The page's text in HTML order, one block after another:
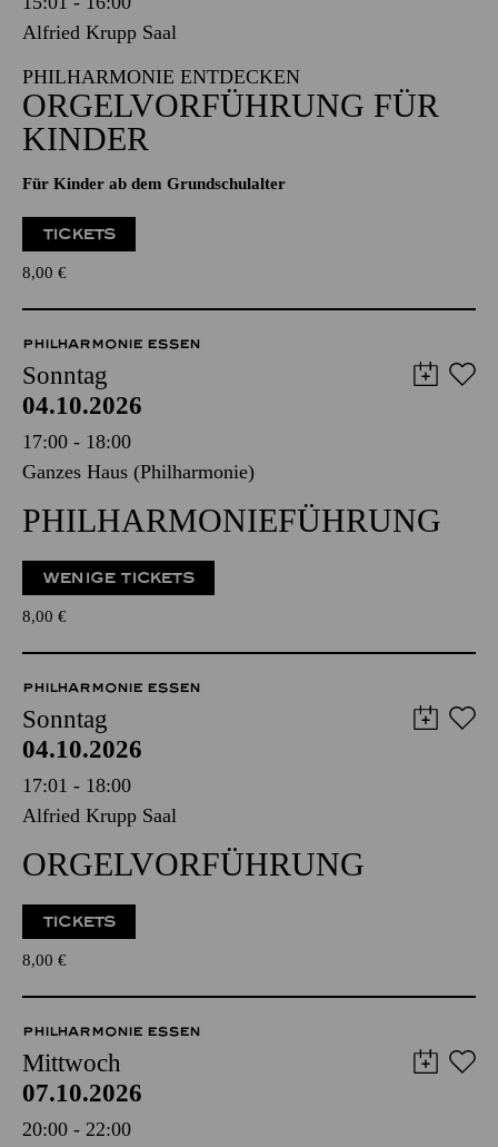
Alfried Krupp Saal
PHILHARMONIE ENTDECKEN
ORGEL­VORFÜHRUNG FÜR
KINDER
Für Kinder ab dem Grundschulalter
TICKETS
8,00 €
PHILHARMONIE ESSEN
Sonntag
04.10.2026
17:00 - 18:00
Ganzes Haus (Philharmonie)
PHILHARMONIE­FÜHRUNG
WENIGE TICKETS
8,00 €
PHILHARMONIE ESSEN
Sonntag
04.10.2026
17:01 - 18:00
Alfried Krupp Saal
ORGEL­VORFÜHRUNG
TICKETS
8,00 €
PHILHARMONIE ESSEN
Mittwoch
07.10.2026
20:00 - 22:00